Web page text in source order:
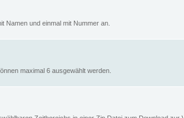
Namen und einmal mit Nummer an.
maximal 6 ausgewählt werden.